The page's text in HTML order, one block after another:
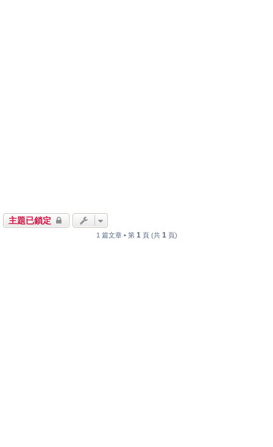
主題已鎖定
1 篇文章 • 第 1 頁 (共 1 頁)